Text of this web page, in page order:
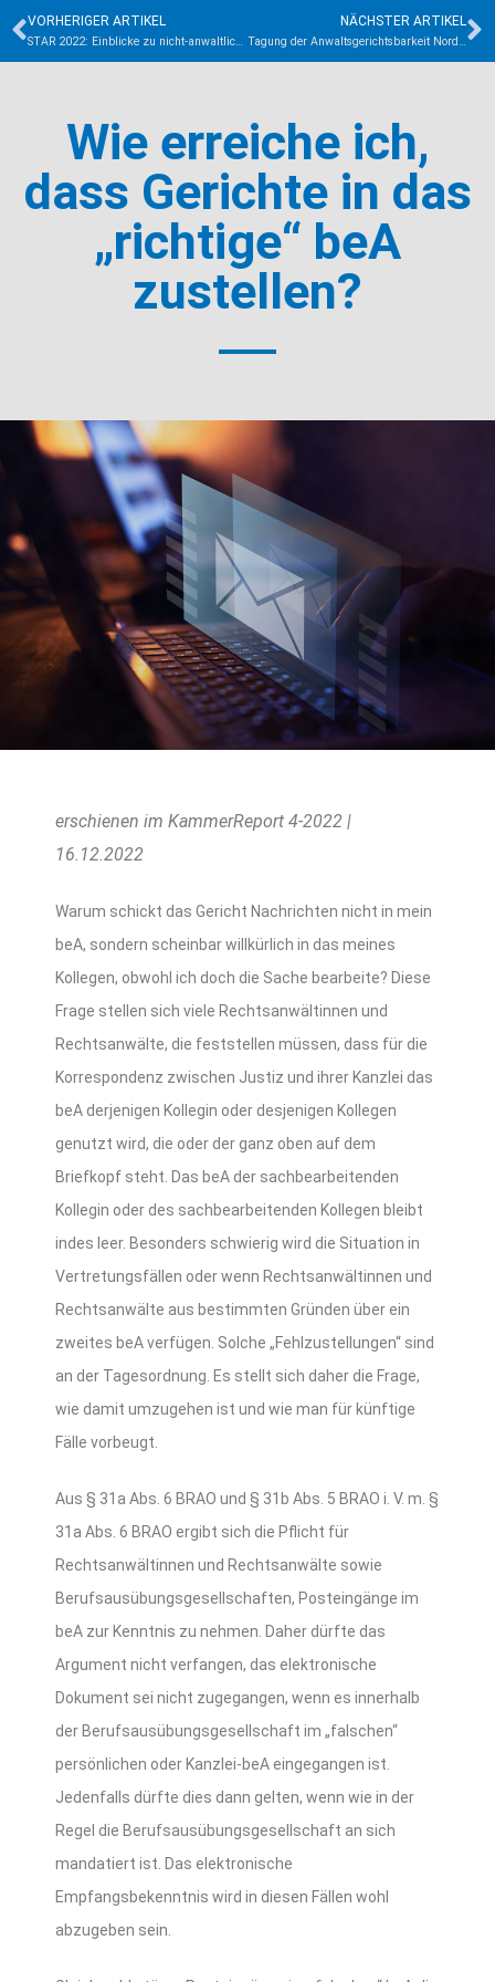
VORHERIGER ARTIKEL
STAR 2022: Einblicke zu nicht-anwaltlichem Fachpersonal in Kanzleien
NÄCHSTER ARTIKEL
Tagung der Anwaltsgerichtsbarkeit Nordrhein-Westfalen 2022: Aktuelle Rechtsprechung des Anwaltssenats des Bundesgerichtshofs
Wie erreiche ich,
dass Gerichte in das
„richtige“ beA
zustellen?
erschienen im KammerReport 4-2022 |
16.12.2022
Warum schickt das Gericht Nachrichten nicht in mein
beA, sondern scheinbar willkürlich in das meines
Kollegen, obwohl ich doch die Sache bearbeite? Diese
Frage stellen sich viele Rechtsanwältinnen und
Rechtsanwälte, die feststellen müssen, dass für die
Korrespondenz zwischen Justiz und ihrer Kanzlei das
beA derjenigen Kollegin oder desjenigen Kollegen
genutzt wird, die oder der ganz oben auf dem
Briefkopf steht. Das beA der sachbearbeitenden
Kollegin oder des sachbearbeitenden Kollegen bleibt
indes leer. Besonders schwierig wird die Situation in
Vertretungsfällen oder wenn Rechtsanwältinnen und
Rechtsanwälte aus bestimmten Gründen über ein
zweites beA verfügen. Solche „Fehlzustellungen“ sind
an der Tagesordnung. Es stellt sich daher die Frage,
wie damit umzugehen ist und wie man für künftige
Fälle vorbeugt.
Aus § 31a Abs. 6 BRAO und § 31b Abs. 5 BRAO i. V. m. §
31a Abs. 6 BRAO ergibt sich die Pflicht für
Rechtsanwältinnen und Rechtsanwälte sowie
Berufsausübungsgesellschaften, Posteingänge im
beA zur Kenntnis zu nehmen. Daher dürfte das
Argument nicht verfangen, das elektronische
Dokument sei nicht zugegangen, wenn es innerhalb
der Berufsausübungsgesellschaft im „falschen“
persönlichen oder Kanzlei-beA eingegangen ist.
Jedenfalls dürfte dies dann gelten, wenn wie in der
Regel die Berufsausübungsgesellschaft an sich
mandatiert ist. Das elektronische
Empfangsbekenntnis wird in diesen Fällen wohl
abzugeben sein.